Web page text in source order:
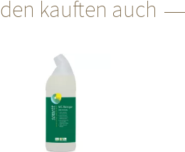
kauften auch